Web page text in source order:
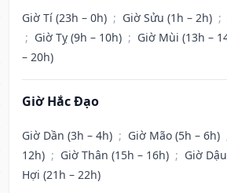
Giờ Tí (23h – 0h) ; Giờ Sửu (1h – 2h) ;
; Giờ Tỵ (9h – 10h) ; Giờ Mùi (13h –
– 20h)
Giờ Hắc Đạo
Giờ Dần (3h – 4h) ; Giờ Mão (5h – 6h)
12h) ; Giờ Thân (15h – 16h) ; Giờ
Hợi (21h – 22h)